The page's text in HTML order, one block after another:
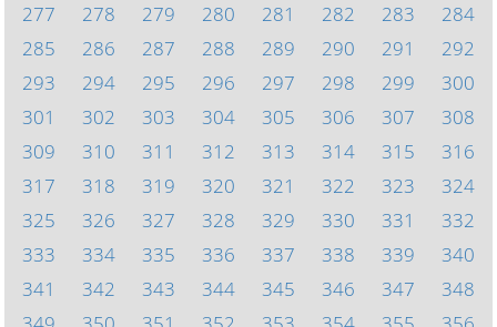
277
278 279 280 281 282 283
284
285
286 287 288 289 290 291
292
293
294 295 296 297 298 299
300
301
302 303 304 305 306 307
308
309
310 311 312 313 314 315
316
317
318 319 320 321 322 323
324
325
326 327 328 329 330 331
332
333
334 335 336 337 338 339
340
341
342 343 344 345 346 347
348